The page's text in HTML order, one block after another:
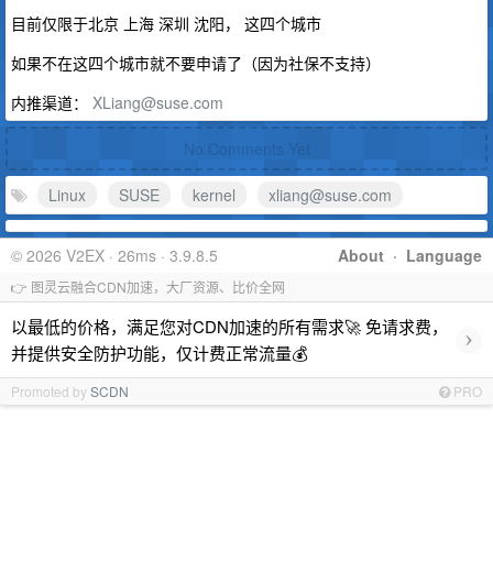
目前仅限于北京 上海 深圳 沈阳， 这四个城市
如果不在这四个城市就不要申请了（因为社保不支持）
内推渠道： XLiang@suse.com
No Comments Yet
Linux SUSE kernel xliang@suse.com
About · Language
© 2026 V2EX · 26ms · 3.9.8.5
👉 图灵云融合CDN加速，大厂资源、比价全网
以最低的价格，满足您对CDN加速的所有需求🚀 免请求费，
并提供安全防护功能，仅计费正常流量💰
›
Promoted bySCDN PRO